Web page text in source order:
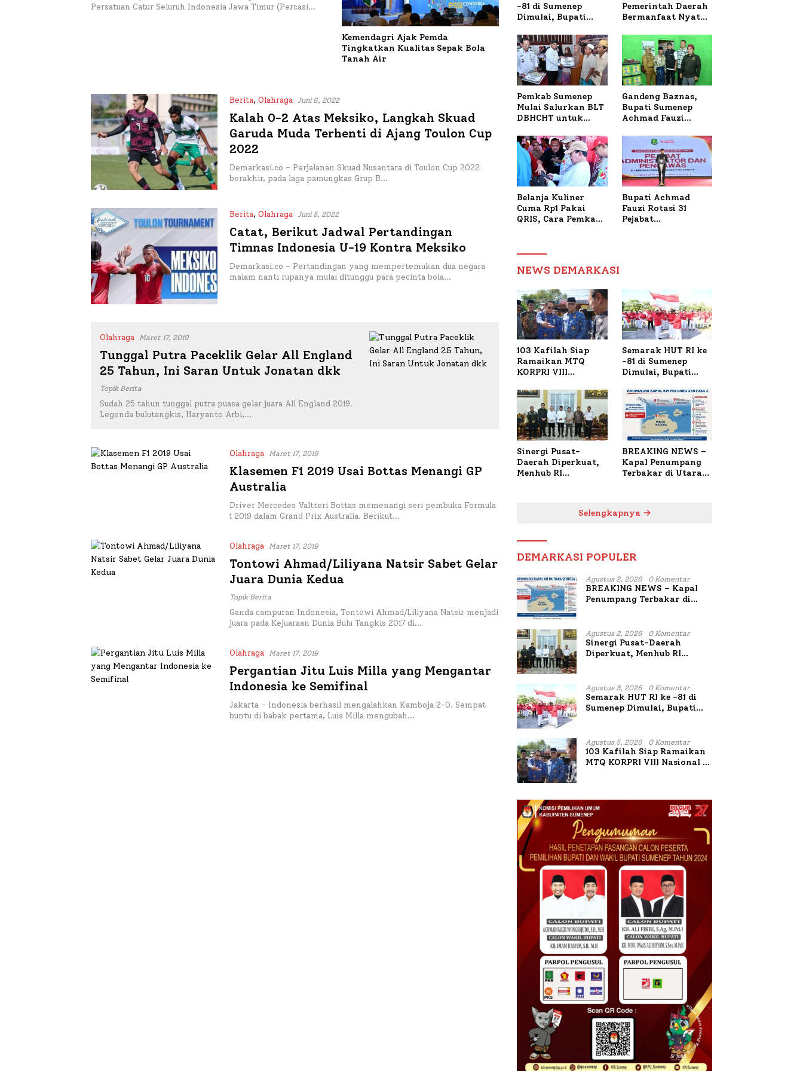
Persatuan Catur Seluruh Indonesia Jawa Timur (Percasi…
Kemendagri Ajak Pemda
Tingkatkan Kualitas Sepak Bola
Tanah Air
Berita, Olahraga Juni 6, 2022
Kalah 0-2 Atas Meksiko, Langkah Skuad
Garuda Muda Terhenti di Ajang Toulon Cup
2022
Demarkasi.co – Perjalanan Skuad Nusantara di Toulon Cup 2022
berakhir, pada laga pamungkas Grup B…
Berita, Olahraga Juni 5, 2022
Catat, Berikut Jadwal Pertandingan
Timnas Indonesia U-19 Kontra Meksiko
Demarkasi.co – Pertandingan yang mempertemukan dua negara
malam nanti rupanya mulai ditunggu para pecinta bola…
Olahraga Maret 17, 2019
Tunggal Putra Paceklik Gelar All England
25 Tahun, Ini Saran Untuk Jonatan dkk
Topik Berita
Sudah 25 tahun tunggal putra puasa gelar juara All England 2019.
Legenda bulutangkis, Haryanto Arbi,…
Olahraga Maret 17, 2019
Klasemen F1 2019 Usai Bottas Menangi GP
Australia
Driver Mercedes Valtteri Bottas memenangi seri pembuka Formula
1 2019 dalam Grand Prix Australia. Berikut…
Olahraga Maret 17, 2019
Tontowi Ahmad/Liliyana Natsir Sabet Gelar
Juara Dunia Kedua
Topik Berita
Ganda campuran Indonesia, Tontowi Ahmad/Liliyana Natsir menjadi
juara pada Kejuaraan Dunia Bulu Tangkis 2017 di…
Olahraga Maret 17, 2019
Pergantian Jitu Luis Milla yang Mengantar
Indonesia ke Semifinal
Jakarta – Indonesia berhasil mengalahkan Kamboja 2-0. Sempat
buntu di babak pertama, Luis Milla mengubah…
-81 di Sumenep
Dimulai, Bupati
Doa untuk Korban
Kapal Terbakar
Pemerintah Daerah
Bermanfaat Nyata
Bupati Sumenep
Tinjau Langsung
Budidaya Lele dan
Ayam Petelur di
Desa Bataal Timur
Pemkab Sumenep
Mulai Salurkan BLT
DBHCHT untuk
Tani Tembakau
Gandeng Baznas,
Bupati Sumenep
Achmad Fauzi
Serahkan Bantuan
Bedah RTLH di Dua
Kecamatan
Belanja Kuliner
Cuma Rp1 Pakai
QRIS, Cara Pemkab
Bupati Achmad
Fauzi Rotasi 31
Pejabat
NEWS DEMARKASI
103 Kafilah Siap
Ramaikan MTQ
KORPRI VIII
1.024 Peserta
Terdaftar
Semarak HUT RI ke
-81 di Sumenep
Dimulai, Bupati
Doa untuk Korban
Kapal Terbakar
Sinergi Pusat-
Daerah Diperkuat,
Menhub RI
Mutiara Sentosa II
BREAKING NEWS –
Kapal Penumpang
Terbakar di Utara
Selengkapnya
DEMARKASI POPULER
Agustus 2, 2026 0 Komentar
BREAKING NEWS – Kapal
Penumpang Terbakar di
Agustus 2, 2026 0 Komentar
Sinergi Pusat-Daerah
Diperkuat, Menhub RI
Mutiara Sentosa II
Agustus 3, 2026 0 Komentar
Semarak HUT RI ke -81 di
Sumenep Dimulai, Bupati
Terbakar
Agustus 5, 2026 0 Komentar
103 Kafilah Siap Ramaikan
MTQ KORPRI VIII Nasional di